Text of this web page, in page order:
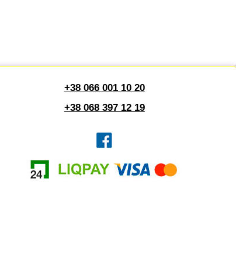
+38 066 001 10 20
+38 068 397 12 19